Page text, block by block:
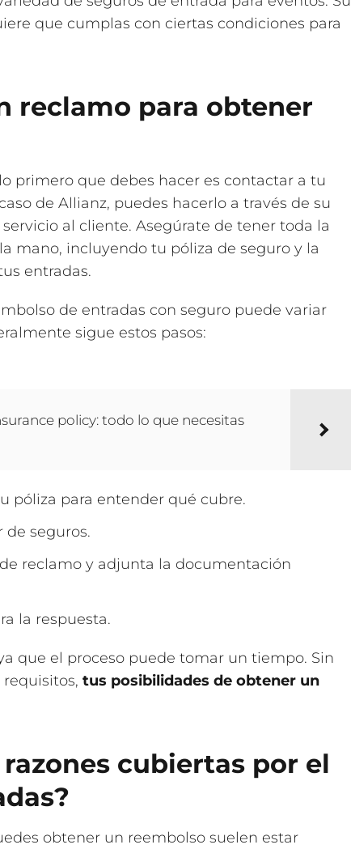
que cumplas con ciertas condiciones para
reclamo para obtener
primero que debes hacer es contactar a tu
de Allianz, puedes hacerlo a través de su
al cliente. Asegúrate de tener toda la
mano, incluyendo tu póliza de seguro y la
entradas.
de entradas con seguro puede variar
sigue estos pasos:
policy: todo lo que necesitas
póliza para entender qué cubre.
de seguros.
reclamo y adjunta la documentación
la respuesta.
que el proceso puede tomar un tiempo. Sin
tus posibilidades de obtener un
razones cubiertas por el
obtener un reembolso suelen estar